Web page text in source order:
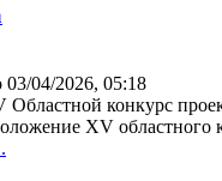
03/04/2026, 05:18
Областной конкурс
XV областного